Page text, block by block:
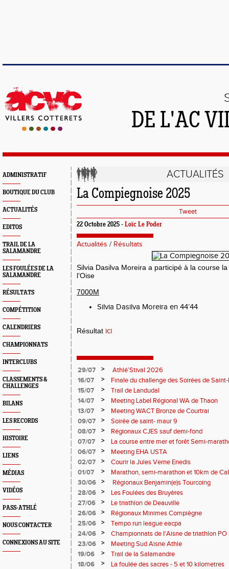
DE L'AC
ADMINISTRATIF
BOUTIQUE DU CLUB
ACTUALITÉS
EDITOS
TRAIL DE LA
SALAMANDRE
LES FOULÉES DE LA
SALAMANDRE
RÉSULTATS
COMPÉTITION
CALENDRIERS
CHAMPIONNATS
INTERCLUBS
CLASSEMENTS &
CHALLENGES
BILANS
LES RECORDS
HISTOIRE
LIENS
MÉDIAS
VIDÉOS
PASS-ATHLÉ
NOUS CONTACTER
CONNEXIONS AU SITE
ACTUALITÉS
La Compiegnoise 2025
Tweet
22 Octobre 2025 - Loïc Le Poder
Actualités / Résultats
Silvia Dasilva Moreira a participé à la course
l’Oise
7000M
Silvia Dasilva Moreira en 44’44
Résultat ici
29/07 >
Athlé’Stival 2026
16/07
>
Finale du challenge des Soirées de
15/07
>
Trail de Landudal
14/07
>
Meeting Label Régional WA de Thaon
13/07
>
Meeting WACT Bronze de Courtrai
09/07
>
Soirée de saint- maur 9
08/07
>
Régionaux CJES sauf demi-fond
07/07
>
La course entre mer et forêt Semi-
Plage
06/07 >
Meeting EHA USTA
02/07
>
Courir la Jules Verne Enedis
01/07
>
Marathon, semi-marathon et 10km de
30/06
>
Régionaux Benjamin(e)s Tourcoing
28/06
>
Les Foulées des Bruyères
27/06
>
Le triathlon de Deauville
26/06
>
Régionaux Minimes Compiègne
25/06
>
Tempo run league eacpa
24/06
>
Championnats de l'Aisne de triathlon PO
23/06
>
Meeting Sud Aisne Athle
19/06
>
Trail de la Salamandre
18/06
> La foulée des sacres - 5 et 10 kilometres